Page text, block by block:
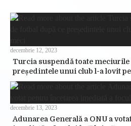
Turcia suspendă toate meciurile
președintele unui club l-a lovit
decembrie 12, 2023
Adunarea Generală a ONU a
decembrie 13, 2023